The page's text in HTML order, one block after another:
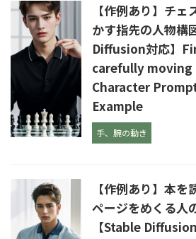
【作例あり】チ
かす指先の人物構
Diffusion対応】
carefully moving
Character
Example
手、腕の動き
【作例あり】本
ページをめくる人
【Stable